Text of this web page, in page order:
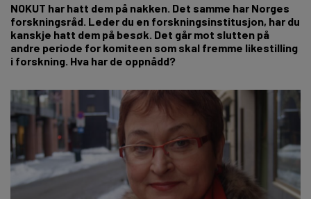
NOKUT har hatt dem på nakken. Det samme har Norges
forskningsråd. Leder du en forskningsinstitusjon, har du
kanskje hatt dem på besøk. Det går mot slutten på
andre periode for komiteen som skal fremme likestilling
i forskning. Hva har de oppnådd?